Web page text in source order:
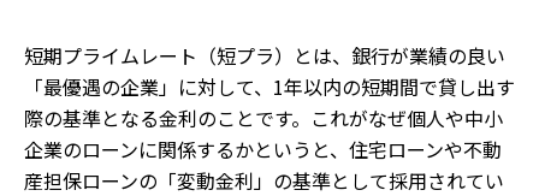
短期プライムレート（短プラ）とは、銀行が業績の良い
「最優遇の企業」に対して、1年以内の短期間で貸し出す
際の基準となる金利のことです。これがなぜ個人や中小
企業のローンに関係するかというと、住宅ローンや不動
産担保ローンの「変動金利」の基準として採用されてい